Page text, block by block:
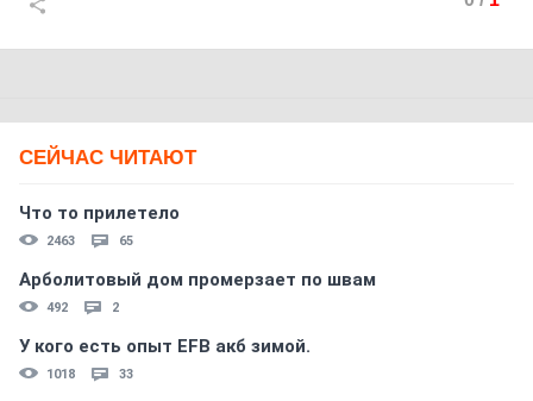
СЕЙЧАС ЧИТАЮТ
Что то прилетело
2463 65
Арболитовый дом промерзает по швам
492 2
У кого есть опыт EFB акб зимой.
1018 33